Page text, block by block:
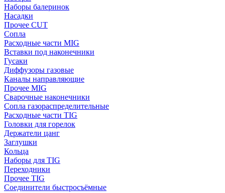
Наборы балеринок
Насадки
Прочее CUT
Сопла
Расходные части MIG
Вставки под наконечники
Гусаки
Диффузоры газовые
Каналы направляющие
Прочее MIG
Сварочные наконечники
Сопла газораспределительные
Расходные части TIG
Головки для горелок
Держатели цанг
Заглушки
Кольца
Наборы для TIG
Переходники
Прочее TIG
Соединители быстросъёмные